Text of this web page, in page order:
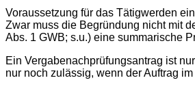
Voraussetzung für das Tätigwerden
Zwar muss die Begründung nicht mit
Abs. 1 GWB; s.u.) eine summarische
Ein Vergabenachprüfungsantrag ist
nur noch zulässig, wenn der Auftrag